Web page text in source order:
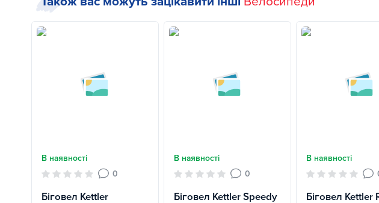
В наявності
0
Біговел Kettler
В наявності
0
Біговел Kettler Speedy
В наявності
Біговел Kettler